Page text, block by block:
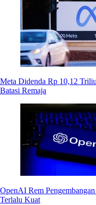
Meta Didenda Rp 10,12
Batasi Remaja
OpenAI Rem
Terlalu Kuat